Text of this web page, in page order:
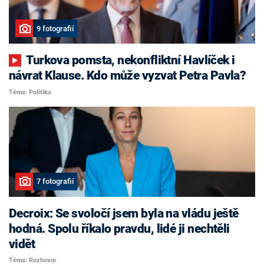
9 fotografií
Turkova pomsta, nekonfliktní Havlíček i
návrat Klause. Kdo může vyzvat Petra Pavla?
Téma: Politika
7 fotografií
Decroix: Se svoločí jsem byla na vládu ještě
hodná. Spolu říkalo pravdu, lidé ji nechtěli
vidět
Téma: Rozhovor